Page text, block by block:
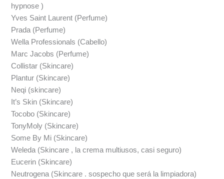
hypnose )
Yves Saint Laurent (Perfume)
Prada (Perfume)
Wella Professionals (Cabello)
Marc Jacobs (Perfume)
Collistar (Skincare)
Plantur (Skincare)
Neqi (skincare)
It’s Skin (Skincare)
Tocobo (Skincare)
TonyMoly (Skincare)
Some By Mi (Skincare)
Weleda (Skincare , la crema multiusos, casi seguro)
Eucerin (Skincare)
Neutrogena (Skincare . sospecho que será la limpiadora)